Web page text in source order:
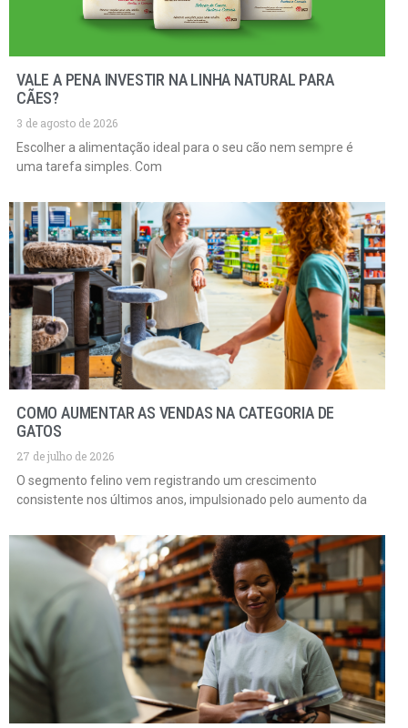
VALE A PENA INVESTIR NA LINHA NATURAL PARA
CÃES?
3 de agosto de 2026
Escolher a alimentação ideal para o seu cão nem sempre é
uma tarefa simples. Com
COMO AUMENTAR AS VENDAS NA CATEGORIA DE
GATOS
27 de julho de 2026
O segmento felino vem registrando um crescimento
consistente nos últimos anos, impulsionado pelo aumento da